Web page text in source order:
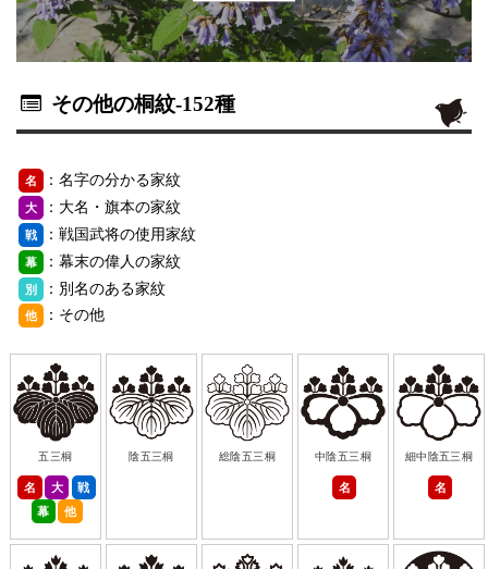
その他の桐紋-152種
名 ：名字の分かる家紋
大 ：大名・旗本の家紋
戦 ：戦国武将の使用家紋
幕 ：幕末の偉人の家紋
別 ：別名のある家紋
他 ：その他
五三桐
名 大
戦
幕
他
陰五三桐 総陰五三桐 中陰五三桐
名
細中陰五三桐
名